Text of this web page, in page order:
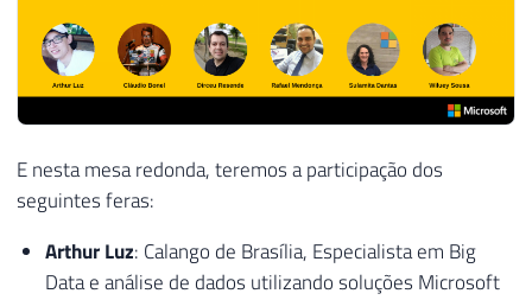
E nesta mesa redonda, teremos a participação dos
seguintes feras:
Arthur Luz: Calango de Brasília, Especialista em Big
Data e análise de dados utilizando soluções Microsoft